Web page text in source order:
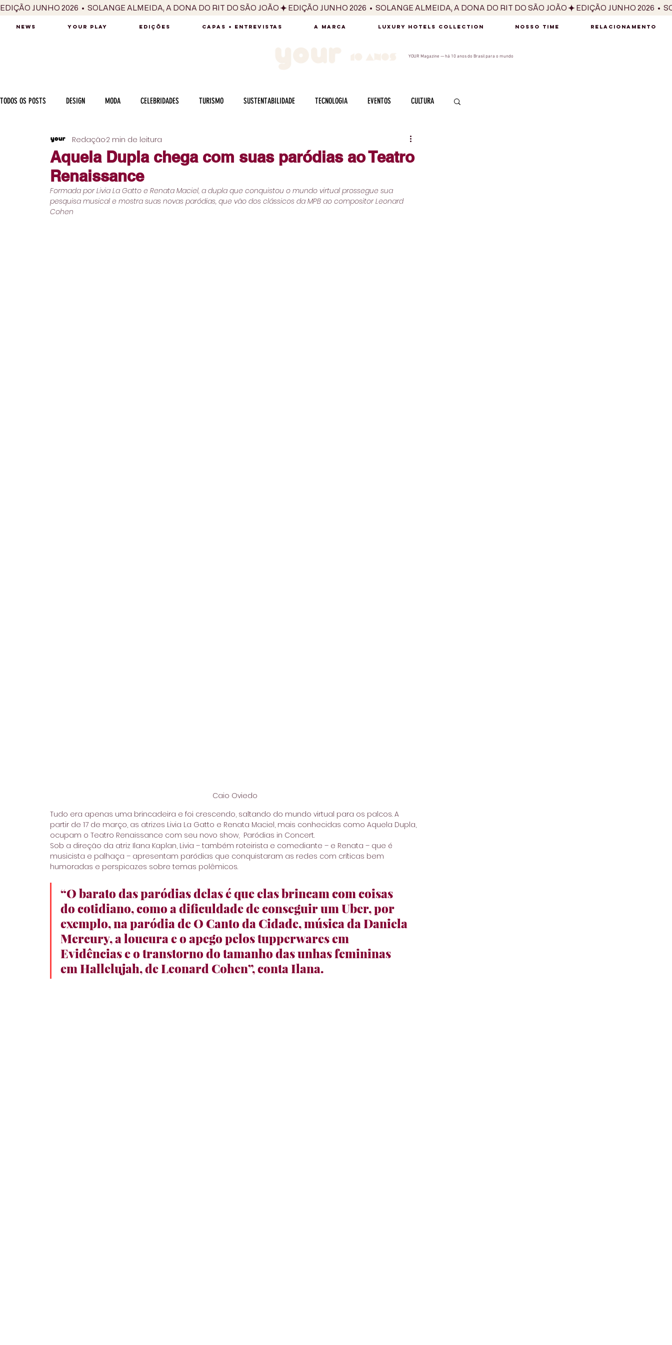
EDIÇÃO JUNHO 2026  •  SOLANGE ALMEIDA, A DONA DO RIT DO SÃO JOÃO
NEWS YOUR PLAY EDIÇÕES CAPAS + ENTREVISTAS A MARCA LUXURY HOTELS COLLECTION NOSSO TIME RELACIONAMENTO
YOUR Magazine — há 10 anos do Brasil para o mundo
TODOS OS POSTS DESIGN MODA CELEBRIDADES TURISMO SUSTENTABILIDADE TECNOLOGIA EVENTOS CULTURA
MÚSICA SÉRIES / TV INTERNACIONAL
CULINÁRIA PESSOAS
Aquela Dupla chega com suas paródias ao Teatro
Renaissance
Redação2 min de leitura
Formada por Livia La Gatto e Renata Maciel, a dupla que conquistou o mundo virtual prossegue sua
pesquisa musical e mostra suas novas paródias, que vão dos clássicos da MPB ao compositor Leonard
Cohen
Caio Oviedo
Tudo era apenas uma brincadeira e foi crescendo, saltando do mundo virtual para os palcos. A
partir de 17 de março, as atrizes Livia La Gatto e Renata Maciel, mais conhecidas como Aquela Dupla,
ocupam o Teatro Renaissance com seu novo show,  Paródias in Concert.
Sob a direção da atriz Ilana Kaplan, Livia – também roteirista e comediante – e Renata – que é
musicista e palhaça – apresentam paródias que conquistaram as redes com críticas bem
humoradas e perspicazes sobre temas polêmicos.
“O barato das paródias delas é que elas brincam com coisas
do cotidiano, como a dificuldade de conseguir um Uber, por
exemplo, na paródia de O Canto da Cidade, música da Daniela
Mercury, a loucura e o apego pelos tupperwares em
Evidências e o transtorno do tamanho das unhas femininas
em Hallelujah, de Leonard Cohen”, conta Ilana.